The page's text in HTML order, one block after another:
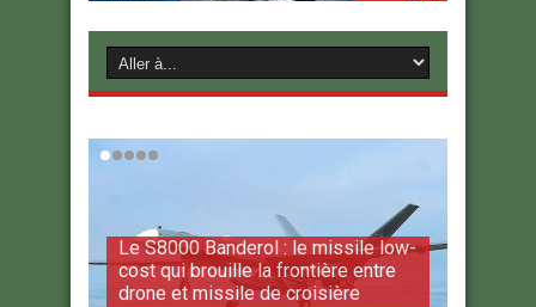
Le S8000 Banderol : le missile low-
cost qui brouille la frontière entre
drone et missile de croisière